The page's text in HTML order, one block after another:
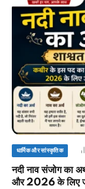
धार्मिक और सांस्कृतिक
नदी नाव संजोग का
और 2026 के लिए